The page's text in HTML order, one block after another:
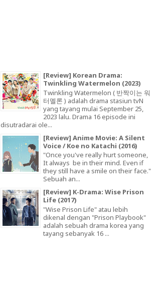
[Review] Korean Drama:
Twinkling Watermelon (2023)
Twinkling Watermelon ( 반짝이는 워
터멜론 ) adalah drama stasiun tvN
yang tayang mulai September 25,
2023 lalu. Drama 16 episode ini
disutradarai ole...
[Review] Anime Movie: A Silent
Voice / Koe no Katachi (2016)
"Once you've really hurt someone,
It always be in their mind. Even if
they still have a smile on their face."
Sebuah an...
[Review] K-Drama: Wise Prison
Life (2017)
"Wise Prison Life" atau lebih
dikenal dengan "Prison Playbook"
adalah sebuah drama korea yang
tayang sebanyak 16 ...